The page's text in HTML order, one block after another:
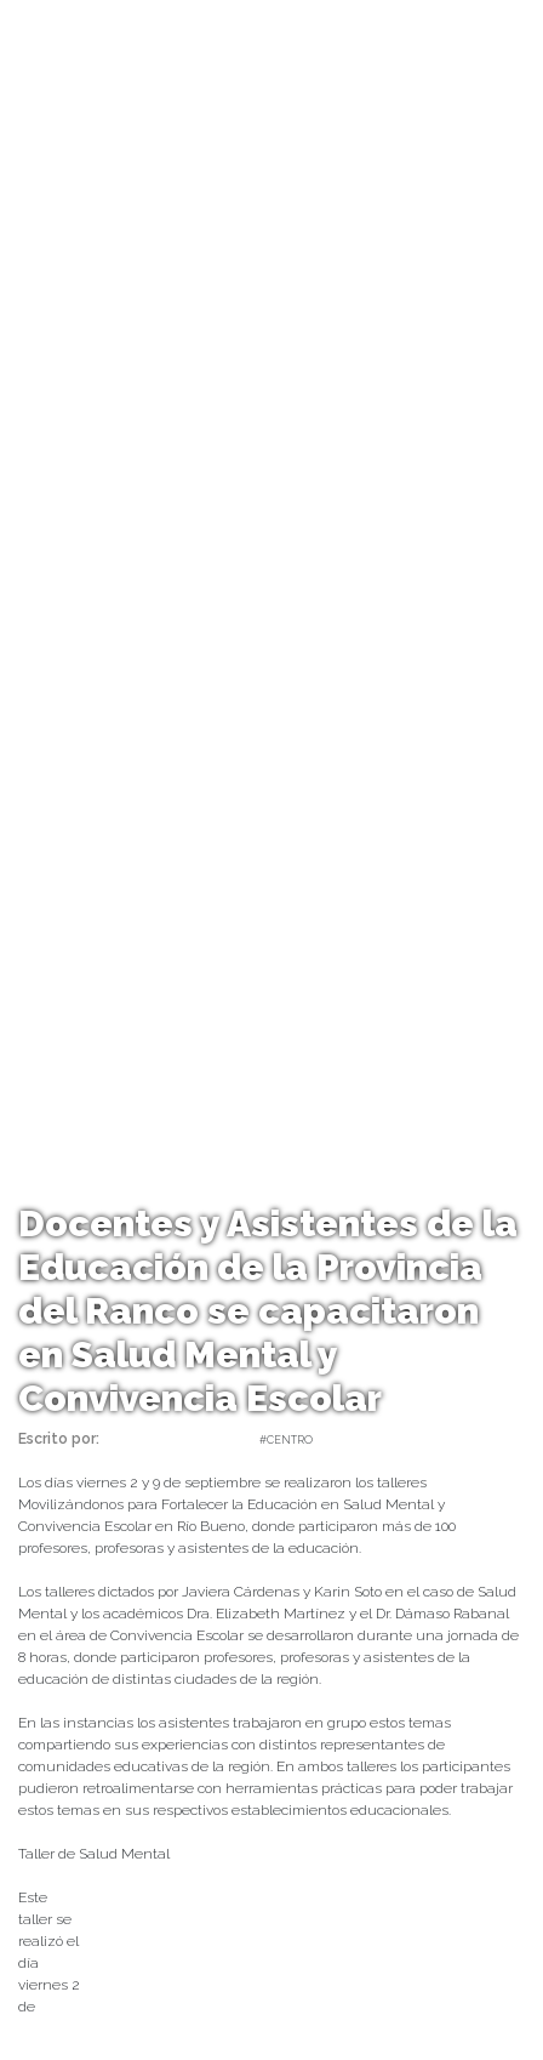
Docentes y Asistentes de la
Educación de la Provincia
del Ranco se capacitaron
en Salud Mental y
Convivencia Escolar
Escrito por: #CENTRO
Los días viernes 2 y 9 de septiembre se realizaron los talleres
Movilizándonos para Fortalecer la Educación en Salud Mental y
Convivencia Escolar en Río Bueno, donde participaron más de 100
profesores, profesoras y asistentes de la educación.
Los talleres dictados por Javiera Cárdenas y Karin Soto en el caso de Salud
Mental y los académicos Dra. Elizabeth Martínez y el Dr. Dámaso Rabanal
en el área de Convivencia Escolar se desarrollaron durante una jornada de
8 horas, donde participaron profesores, profesoras y asistentes de la
educación de distintas ciudades de la región.
En las instancias los asistentes trabajaron en grupo estos temas
compartiendo sus experiencias con distintos representantes de
comunidades educativas de la región. En ambos talleres los participantes
pudieron retroalimentarse con herramientas prácticas para poder trabajar
estos temas en sus respectivos establecimientos educacionales.
Taller de Salud Mental
Este
taller se
realizó el
día
viernes 2
de